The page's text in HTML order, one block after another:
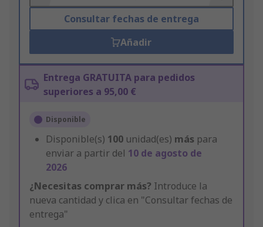
Consultar fechas de entrega
Añadir
Entrega GRATUITA para pedidos
superiores a 95,00 €
Disponible
Disponible(s) 100 unidad(es) más para
enviar a partir del 10 de agosto de
2026
¿Necesitas comprar más? Introduce la
nueva cantidad y clica en "Consultar fechas de
entrega"